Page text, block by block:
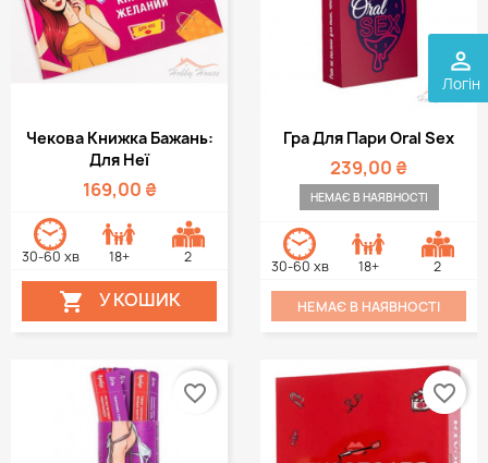
perm_identity
Логін
Чекова Книжка Бажань:
Для Неї
169,00 ₴
30-60 хв 18+ 2
 У КОШИК
Гра Для Пари Oral Sex
239,00 ₴
НЕМАЄ В НАЯВНОСТІ
30-60 хв 18+ 2
НЕМАЄ В НАЯВНОСТІ
favorite_border favorite_border